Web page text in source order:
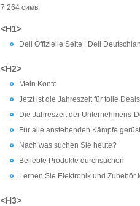
7 264 симв.
<H1>
Dell Offizielle Seite | Dell
<H2>
Mein Konto
Jetzt ist die Jahreszeit für tolle Deals
Die Jahreszeit der Unternehmens-
Für alle anstehenden Kämpfe
Nach was suchen Sie heute?
Beliebte Produkte durchsuchen
Lernen Sie Elektronik und Zubehör
<H3>